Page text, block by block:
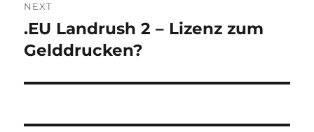
NEXT
Next
post:
.EU Landrush 2 – Lizenz zum
Gelddrucken?